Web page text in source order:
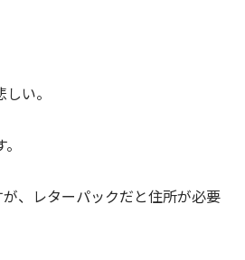
い。
、レターパックだと住所が必要